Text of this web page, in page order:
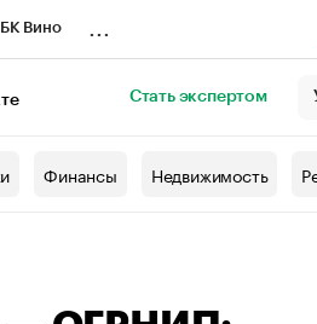
Вино
Стать экспертом
Финансы Недвижимость